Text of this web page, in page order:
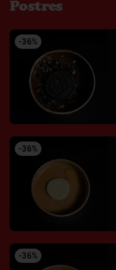
Postres
-36%
-36%
-36%